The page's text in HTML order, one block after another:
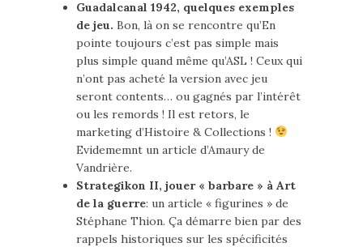
Guadalcanal 1942, quelques exemples
de jeu. Bon, là on se rencontre qu’En
pointe toujours c’est pas simple mais
plus simple quand même qu’ASL ! Ceux qui
n’ont pas acheté la version avec jeu
seront contents… ou gagnés par l’intérêt
ou les remords ! Il est retors, le
marketing d’Histoire & Collections !
Evidememnt un article d’Amaury de
Vandrière.
Strategikon II, jouer « barbare » à Art
de la guerre: un article « figurines » de
Stéphane Thion. Ça démarre bien par des
rappels historiques sur les spécificités